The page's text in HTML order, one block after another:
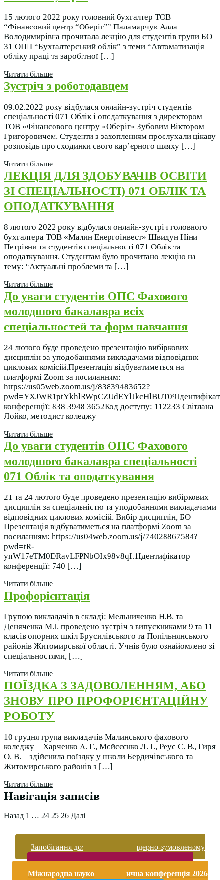
15 лютого 2022 року головний бухгалтер ТОВ
“Фінансовий центр “Оберіг”” Паламарчук Алла
Володимирівна прочитала лекцію для студентів групи БО
31 ОПП “Бухгалтерський облік” з теми “Автоматизація
обліку праці та заробітної […]
Читати більше
Зустріч з роботодавцем
09.02.2022 року відбулася онлайн-зустріч студентів
спеціальності 071 Облік і оподаткування з директором
ТОВ «Фінансового центру «Оберіг» Зубовим Віктором
Григоровичем. Студенти з захопленням прослухали цікаву
розповідь про сходинки свого кар’єрного шляху […]
Читати більше
ЛЕКЦІЯ ДЛЯ ЗДОБУВАЧІВ ОСВІТИ
ЗІ СПЕЦІАЛЬНОСТІ) 071 ОБЛІК ТА
ОПОДАТКУВАННЯ
8 лютого 2022 року відбулася онлайн-зустріч головного
бухгалтера ТОВ «Малин Енергоінвест» Швидун Ніни
Петрівни та студентів спеціальності 071 Облік та
оподаткування. Студентам було прочитано лекцію на
тему: “Актуальні проблеми та […]
Читати більше
До уваги студентів ОПС Фахового
молодшого бакалавра всіх
спеціальностей та форм навчання
24 лютого буде проведено презентацію вибіркових
дисциплін за уподобаннями викладачами відповідних
циклових комісій.Презентація відбуватиметься на
платформі Zoom за посиланням:
https://us05web.zoom.us/j/83839483652?
конференції: 838 3948 3652Код доступу: 112233 Світлана
Лойко, методист коледжу
Читати більше
До уваги студентів ОПС Фахового
молодшого бакалавра спеціальності
071 Облік та оподаткування
21 та 24 лютого буде проведено презентацію вибіркових
дисциплін за спеціальністю та уподобаннями викладачами
відповідних циклових комісій. Вибір дисциплін, БО
Презентація відбуватиметься на платформі Zoom за
посиланням: https://us04web.zoom.us/j/74028867584?
pwd=tR-
ynW17eTM0DRavLFPNbOIx98v8qI.1Ідентифікатор
конференції: 740 […]
Читати більше
Профорієнтація
Групою викладачів в складі: Мельниченко Н.В. та
Деняченка М.І. проведено зустріч з випускниками 9 та 11
класів опорних шкіл Брусилівського та Попільнянського
районів Житомирської області. Учнів було ознайомлено зі
спеціальностями, […]
Читати більше
ПОЇЗДКА З ЗАДОВОЛЕННЯМ, АБО
ЗНОВУ ПРО ПРОФОРІЄНТАЦІЙНУ
РОБОТУ
10 грудня група викладачів Малинського фахового
коледжу ‒ Харченко А. Г., Мойсєєнко Л. І., Реус С. В., Гиря
О. В. ‒ здійснила поїздку у школи Бердичівського та
Житомирського районів з […]
Читати більше
Навігація записів
Назад 1 … 24 25 26 Далі
Запобігання домашньому та гендерно-зумовленому
Міжнародна науково-практична конференція 2026